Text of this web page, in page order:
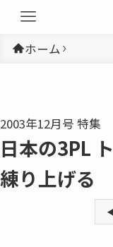
ホーム
2003年12月号 特集
日本の3PL
練り上げる